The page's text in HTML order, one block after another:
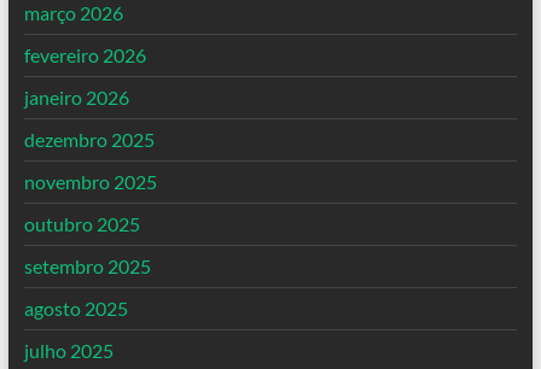
março 2026
fevereiro 2026
janeiro 2026
dezembro 2025
novembro 2025
outubro 2025
setembro 2025
agosto 2025
julho 2025